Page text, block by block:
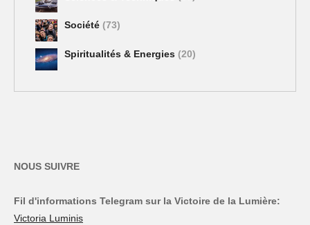
Société (73)
Spiritualités & Energies (20)
NOUS SUIVRE
Fil d'informations Telegram sur la Victoire de la Lumière:
Victoria Luminis